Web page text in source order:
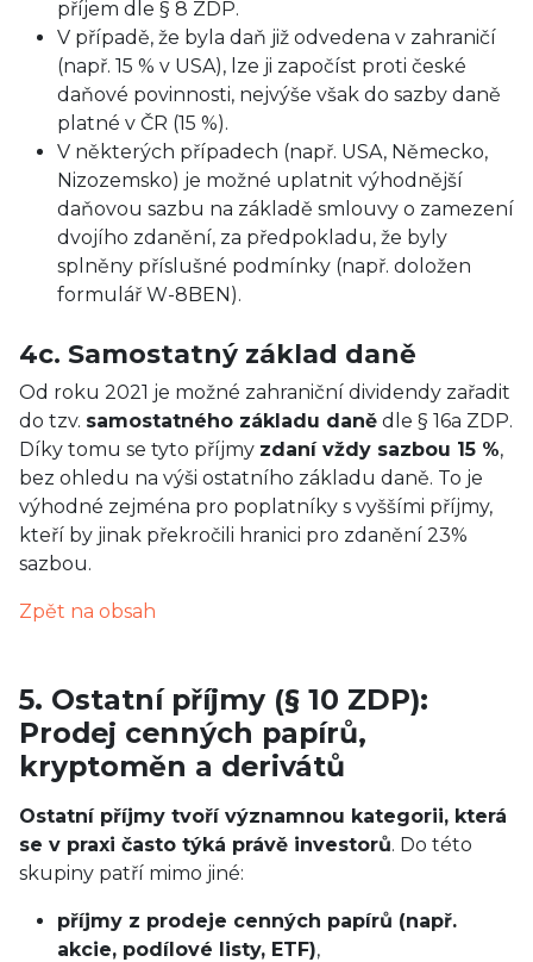
příjem dle § 8 ZDP.
V případě, že byla daň již odvedena v zahraničí
(např. 15 % v USA), lze ji započíst proti české
daňové povinnosti, nejvýše však do sazby daně
platné v ČR (15 %).
V některých případech (např. USA, Německo,
Nizozemsko) je možné uplatnit výhodnější
daňovou sazbu na základě smlouvy o zamezení
dvojího zdanění, za předpokladu, že byly
splněny příslušné podmínky (např. doložen
formulář W-8BEN).
4c. Samostatný základ daně
Od roku 2021 je možné zahraniční dividendy zařadit
do tzv. samostatného základu daně dle § 16a ZDP.
Díky tomu se tyto příjmy zdaní vždy sazbou 15 %,
bez ohledu na výši ostatního základu daně. To je
výhodné zejména pro poplatníky s vyššími příjmy,
kteří by jinak překročili hranici pro zdanění 23%
sazbou.
Zpět na obsah
5. Ostatní příjmy (§ 10 ZDP):
Prodej cenných papírů,
kryptoměn a derivátů
Ostatní příjmy tvoří významnou kategorii, která
se v praxi často týká právě investorů. Do této
skupiny patří mimo jiné:
příjmy z prodeje cenných papírů (např.
akcie, podílové listy, ETF),